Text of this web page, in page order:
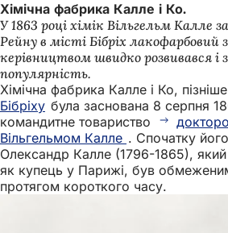
т
:
Хімічна фабрика Калле і Ко.
У 1863 році хімік Вільгельм Калле
Рейну в місті Бібріх лакофарбовий
керівництвом швидко розвивався і
популярність.
Хімічна фабрика Калле і Ко,
Бібріху була заснована 8 серпня
командитне товариство
Вільгельмом Калле . Спочатку
Олександр Калле (1796-1865), який
як купець у Парижі, був
протягом короткого часу.